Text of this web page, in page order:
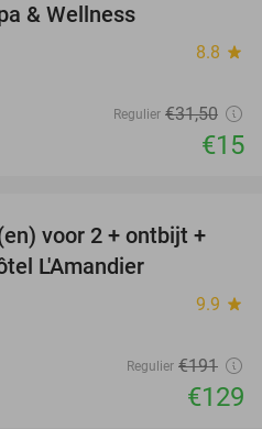
& Wellness
8.8 star
Regulier €31,50
€15
32%
voor 2 + ontbijt +
L'Amandier
9.9 star
Regulier €191
€129